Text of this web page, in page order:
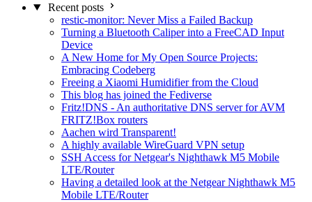
Recent posts
restic-monitor: Never Miss a Failed Backup
Turning a Bluetooth Caliper into a FreeCAD Input
Device
A New Home for My Open Source Projects:
Embracing Codeberg
Freeing a Xiaomi Humidifier from the Cloud
This blog has joined the Fediverse
Fritz!DNS - An authoritative DNS server for AVM
FRITZ!Box routers
Aachen wird Transparent!
A highly available WireGuard VPN setup
SSH Access for Netgear's Nighthawk M5 Mobile
LTE/Router
Having a detailed look at the Netgear Nighthawk M5
Mobile LTE/Router